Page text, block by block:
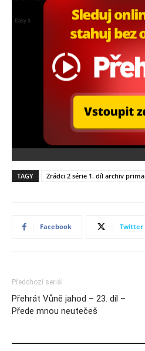
TAGY Zrádci 2 série 1. díl archiv prima
Facebook Twitter
Předchozí seriál
Přehrát Vůně jahod – 23. díl –
Přede mnou neutečeš